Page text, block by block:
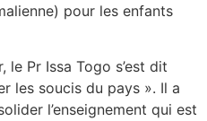
pour les enfants
le Pr Issa Togo s’est dit
les soucis du pays ». Il a
l’enseignement qui est